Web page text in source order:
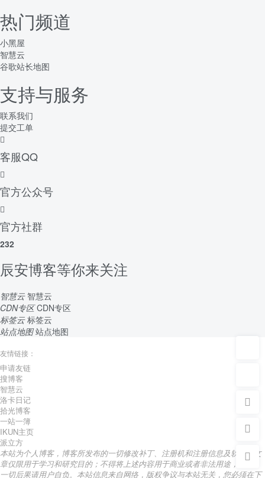
热门频道
小黑屋
智慧云
谷歌站长地图
支持与服务
联系我们
提交工单
客服QQ
官方公众号
官方社群
232
辰安博客等你来关注
智慧云 智慧云
CDN专区 CDN专区
标签云 标签云
站点地图 站点地图
友情链接：
申请友链
搜博客
智慧云
洛卡日记
拾光博客
一站一簿
IKUN主页
派立方
本站为个人博客，博客所发布的一切修改补丁、注册机和注册信息及软件的文
章仅限用于学习和研究目的；不得将上述内容用于商业或者非法用途，否则，
一切后果请用户自负。本站信息来自网络，版权争议与本站无关，您必须在下